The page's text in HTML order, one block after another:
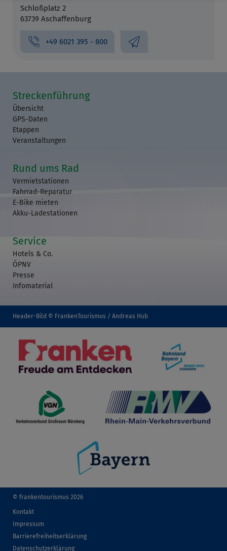
Schloßplatz 2
63739 Aschaffenburg
+49 6021 395 - 800
Streckenführung
Übersicht
GPS-Daten
Etappen
Veranstaltungen
Rund ums Rad
Vermietstationen
Fahrrad-Reparatur
E-Bike mieten
Akku-Ladestationen
Service
Hotels & Co.
ÖPNV
Presse
Infomaterial
Header-Bild © FrankenTourismus / Andreas Hub
© frankentourismus 2026
Kontakt
Impressum
Barrierefreiheitserklärung
Datenschutzerklärung